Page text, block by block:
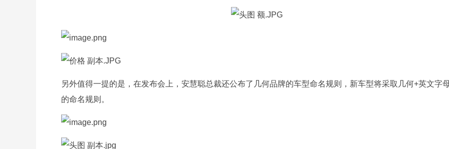
另外值得一提的是，在发布会上，安慧聪总裁还公布了几何品牌的车型命名规则，新车型将采取几何+英文字
的命名规则。